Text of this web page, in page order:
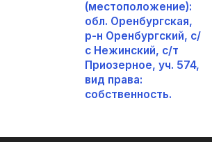
(местоположение):
обл. Оренбургская,
р-н Оренбургский, с/
с Нежинский, с/т
Приозерное, уч. 574,
вид права:
собственность.